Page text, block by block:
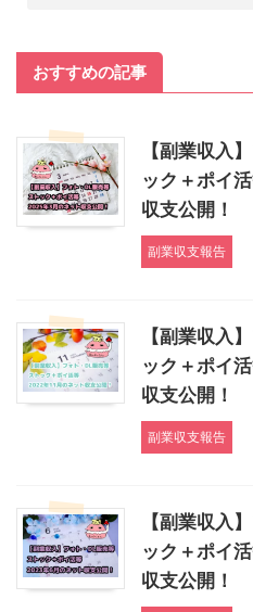
おすすめの記事
【副業収入
ック＋ポイ
収支公開！
副業収支報告
【副業収入
ック＋ポイ
収支公開！
副業収支報告
【副業収入
ック＋ポイ
収支公開！